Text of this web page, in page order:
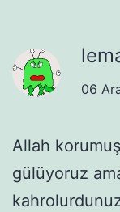
06
Allah korumuş
gülüyoruz